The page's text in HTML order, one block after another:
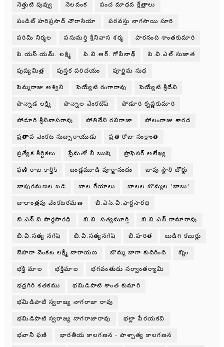
నెత్తుటి పువ్వు నెలవంక పంచ మాధవ క్షేత్రాలు
పండిట్ హరిప్రసాద్ చౌరాసియా పరవస్తు నాగసాయి సూరి
పరిమి నిర్మల పసుమర్తి శ్రీనివాస శర్మ పారనంది శాంతకుమారి
పి.యస్.యమ్. లక్ష్మి పి.వి.ఆర్. గోపీనాథ్ పి.వి.ఎల్.సుజాత
పుష్యమిత్ర పుస్తక పరిచయం పూర్ణిమ సుధ
పెమ్మరాజు అశ్విని పెయ్యేటి రంగారావు పెయ్యేటి శ్రీదేవి
పొన్నాడ లక్ష్మి పొన్నాల వేంకటేష్ పోడూరి కృష్ణకుమారి
పోడూరి శ్రీనివాసరావు పోతినేని రవిరాజా పోలంరాజు శారద
ప్రతాప వెంకట సుబ్బారాయుడు ప్రతి రోజు సంక్రాంతి
ప్రత్యేక శీర్షికలు ప్రేమతో నీ ఋషి ప్రొఫెసర్ అలేఖ్య
ఫణి రాజ కార్తీక్ బండ్లమూడి పూర్ణానందం బాపు స్టొరీ బోర్డు
బాపురమణల బడి బాల గేయాలు బాలల బొమ్మల 'బాబు'
బాలాంత్రపు వేంకటరమణ బి.ఎన్.వి.పార్థసారథి
బి.ఎన్.వి.పార్ధసారధి బి.వి. సత్యమూర్తి బి.వి.ఎస్.రామారావు
బి.వి.సత్య నగేష్ బి.వి.సత్యనగేష్ బి.హరిత బుడిగి కబుర్లు
బెహరా వెంకట లక్ష్మీ నారాయణ బొమ్మ బాగా కుదిరింది బ్నిం
భక్తి మాల భక్తిమాల భగవంతుడు సర్వాంతర్యామి
భద్రగిరి శతకము భమిడిపాటి శాంత కుమారి
భమిడిపాటి స్వరాజ్య నాగరాజా రావు
భమిడిపాటి స్వరాజ్య నాగరాజారావు భల్లా పేరయకవి
భవానీ ఫణి భారతీయ కాలగణన - పాశ్చాత్య కాలగణన